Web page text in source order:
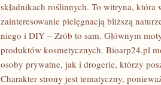
składnikach roślinnych. To witryna, która
zainteresowanie pielęgnacją bliższą
niego i DIY – Zrób to sam. Głównym
produktów kosmetycznych. Bioarp24.pl
osoby prywatne, jak i drogerie, którzy
Charakter strony jest tematyczny,